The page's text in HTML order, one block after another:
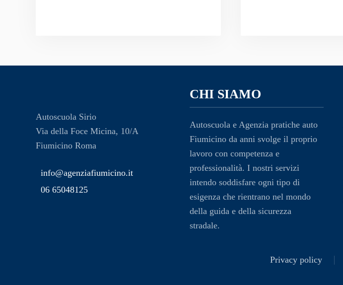
Autoscuola Sirio
Via della Foce Micina, 10/A
Fiumicino Roma
info@agenziafiumicino.it
06 65048125
CHI SIAMO
Autoscuola e Agenzia pratiche auto
Fiumicino da anni svolge il proprio
lavoro con competenza e
professionalità. I nostri servizi
intendo soddisfare ogni tipo di
esigenza che rientrano nel mondo
della guida e della sicurezza
stradale.
Privacy policy